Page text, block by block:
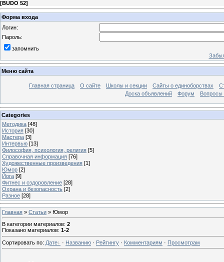
[BUDO 52]
Форма входа
Логин:
Пароль:
запомнить
Меню сайта
Главная страница О сайте Школы и секции Сайты о единоборствах
Доска объявлений
Форум Вопросы
Categories
Методика [48]
История [30]
Мастера [3]
Интервью [13]
Философия, психология, религия [5]
Справочная информация [76]
Художественные произведения [1]
Юмор [2]
Йога [9]
Фитнес и оздоровление [28]
Охрана и безопасность [2]
Разное [28]
Главная » Статьи » Юмор
В категории материалов: 2
Показано материалов: 1-2
Сортировать по: Дате · Названию · Рейтингу · Комментариям · Просмотрам